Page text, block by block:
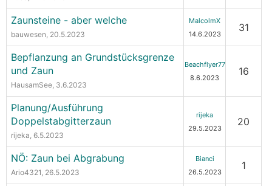
Zaunsteine - aber welche
bauwesen, 20.5.2023
MalcolmX
14.6.2023
31
Bepflanzung an Grundstücksgrenze
und Zaun
HausamSee, 3.6.2023
Beachflyer77
8.6.2023
16
Planung/Ausführung
Doppelstabgitterzaun
rijeka, 6.5.2023
rijeka
29.5.2023
20
NÖ: Zaun bei Abgrabung
Ario4321, 26.5.2023
Bianci
26.5.2023
1